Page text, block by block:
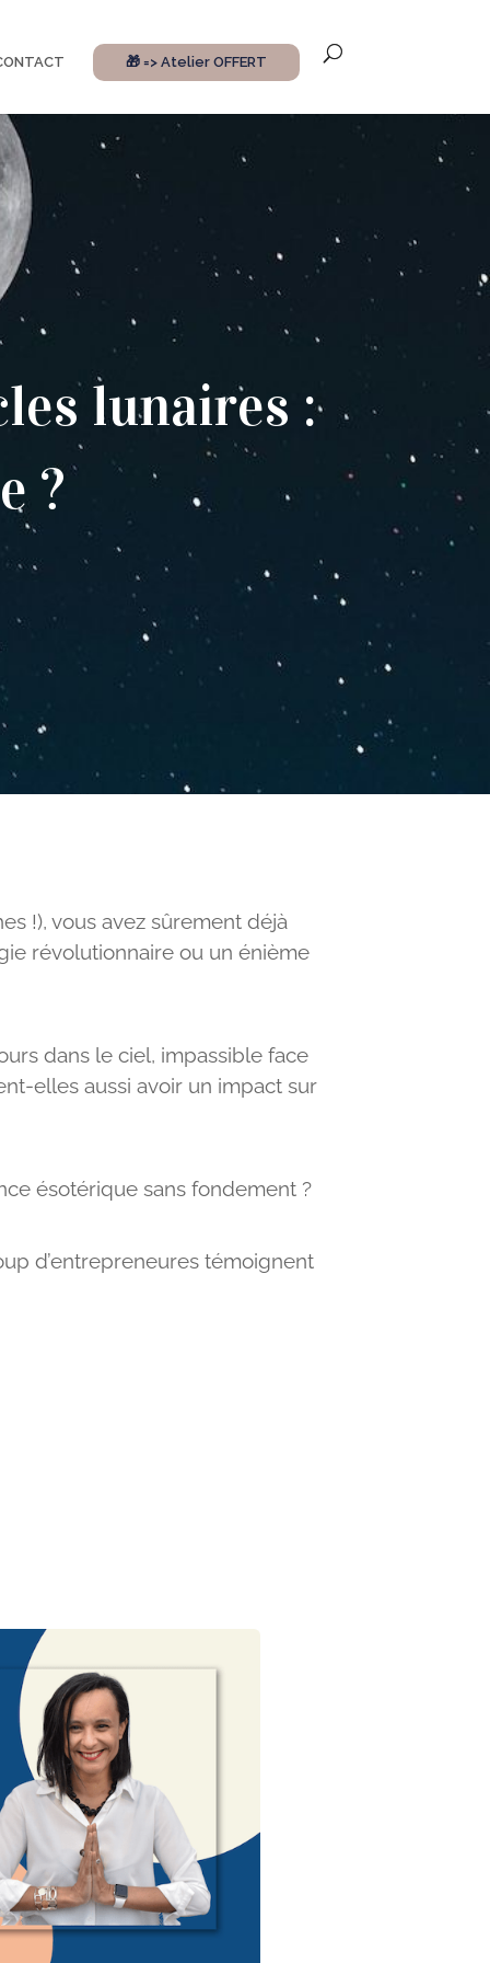
🎁 => Atelier OFFERT
lunaires :
?
!), vous avez sûrement déjà
révolutionnaire ou un énième
dans le ciel, impassible face
elles aussi avoir un impact sur
ésotérique sans fondement ?
d’entrepreneures témoignent